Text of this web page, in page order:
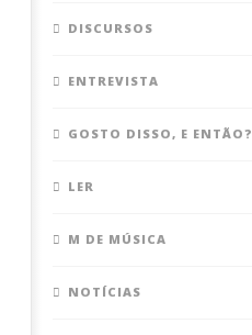
DISCURSOS
ENTREVISTA
GOSTO DISSO, E ENTÃO?
LER
M DE MÚSICA
NOTÍCIAS